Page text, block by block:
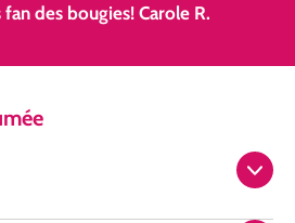
fan des bougies! Carole R.